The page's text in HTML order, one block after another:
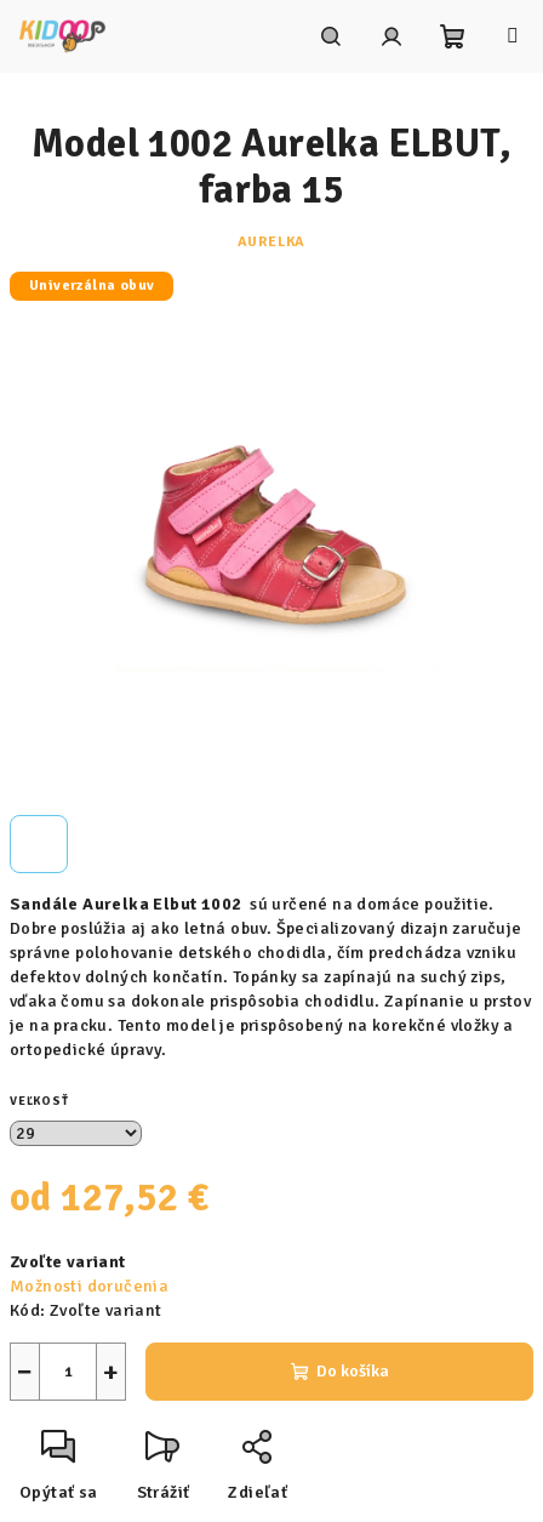
košík
Sandále Aurelka Elbut 1002 sú určené na domáce použitie.
Dobre poslúžia aj ako letná obuv. Špecializovaný dizajn zaručuje
správne polohovanie detského chodidla, čím predchádza vzniku
defektov dolných končatín. Topánky sa zapínajú na suchý zips,
vďaka čomu sa dokonale prispôsobia chodidlu. Zapínanie u prstov
je na pracku. Tento model je prispôsobený na korekčné vložky a
ortopedické úpravy.
VEĽKOSŤ
od 127,52 €
cena:
Zvoľte variant
Možnosti doručenia
Kód: Zvoľte variant
+
− Do košíka
Opýtať sa Strážiť Zdieľať
Model 1002 Aurelka ELBUT,
farba 15
AURELKA
Univerzálna obuv